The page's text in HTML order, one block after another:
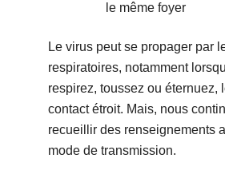
le même foyer
Le virus peut se propager par
respiratoires, notamment
respirez, toussez ou éternuez,
contact étroit. Mais, nous
recueillir des renseignements
mode de transmission.